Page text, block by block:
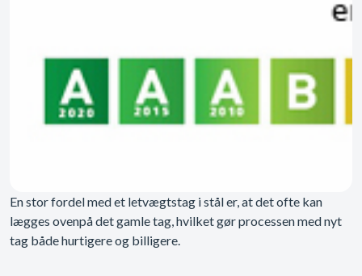
En stor fordel med et letvægtstag i stål er, at det ofte kan
lægges ovenpå det gamle tag, hvilket gør processen med nyt
tag både hurtigere og billigere.